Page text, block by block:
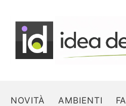
NOVITÀ AMBIENTI